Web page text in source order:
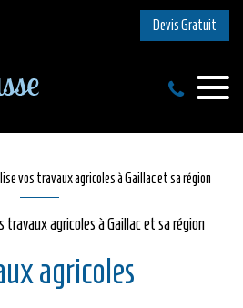
Devis Gratuit
vos travaux agricoles à Gaillac et sa région
travaux agricoles à Gaillac et sa région
agricoles